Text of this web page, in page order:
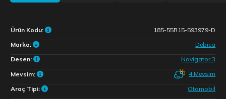
Ürün Kodu:
185-55R15-593979-D
Marka:
Debica
Desen:
Navigator 3
Mevsim:
4 Mevsim
Araç Tipi:
Otomobil